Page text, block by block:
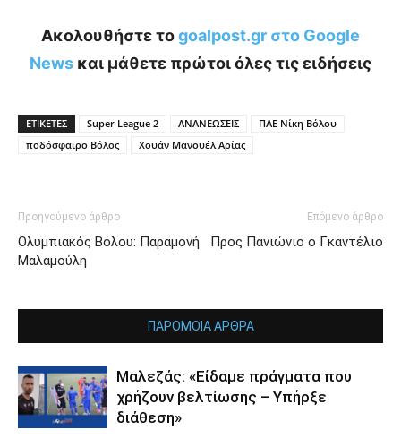
Ακολουθήστε τοgoalpost.gr στο Google
News και μάθετε πρώτοι όλες τις ειδήσεις
ΕΤΙΚΕΤΕΣ Super League 2 ΑΝΑΝΕΩΣΕΙΣ
ΠΑΕ Νίκη Βόλου
ποδόσφαιρο Βόλος
Χουάν Μανουέλ Αρίας
Προηγούμενο άρθρο
Ολυμπιακός Βόλου: Παραμονή
Μαλαμούλη
Επόμενο άρθρο
Προς Πανιώνιο ο Γκαντέλιο
ΠΑΡΟΜΟΙΑ ΑΡΘΡΑ
Μαλεζάς: «Είδαμε πράγματα που
χρήζουν βελτίωσης – Υπήρξε
διάθεση»